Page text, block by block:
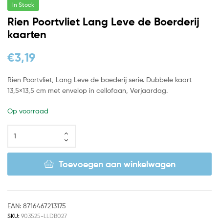
In Stock
Rien Poortvliet Lang Leve de Boerderij
kaarten
€3,19
Rien Poortvliet, Lang Leve de boederij serie. Dubbele kaart
13,5×13,5 cm met envelop in cellofaan, Verjaardag.
Op voorraad
Toevoegen aan winkelwagen
EAN: 8716467213175
SKU: 903525-LLDB027